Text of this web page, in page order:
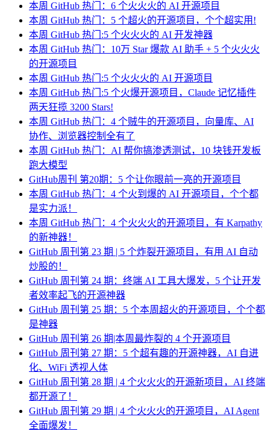
本周 GitHub 热门：6 个火火火的 AI 开源项目
本周 GitHub 热门：5 个超火的开源项目，个个超实用!
本周 GitHub 热门:5 个火火火的 AI 开发神器
本周 GitHub 热门：10万 Star 爆款 AI 助手 + 5 个火火火
的开源项目
本周 GitHub 热门:5 个火火火的 AI 开源项目
本周 GitHub 热门:5 个火爆开源项目，Claude 记忆插件
两天狂揽 3200 Stars!
本周 GitHub 热门：4 个贼牛的开源项目，向量库、AI
协作、浏览器控制全有了
本周 GitHub 热门：AI 帮你搞渗透测试，10 块钱开发板
跑大模型
GitHub周刊 第20期：5 个让你眼前一亮的开源项目
本周 GitHub 热门：4 个火到爆的 AI 开源项目，个个都
是实力派！
本周 GitHub 热门：4 个火火火的开源项目，有 Karpathy
的新神器！
GitHub 周刊第 23 期 | 5 个炸裂开源项目，有用 AI 自动
炒股的！
GitHub 周刊第 24 期：终端 AI 工具大爆发，5 个让开发
者效率起飞的开源神器
GitHub 周刊第 25 期：5 个本周超火的开源项目，个个都
是神器
GitHub 周刊第 26 期|本周最炸裂的 4 个开源项目
GitHub 周刊第 27 期：5 个超有趣的开源神器，AI 自进
化、WiFi 透视人体
GitHub 周刊第 28 期 | 4 个火火火的开源新项目，AI 终端
都开源了！
GitHub 周刊第 29 期 | 4 个火火火的开源项目，AI Agent
全面爆发！